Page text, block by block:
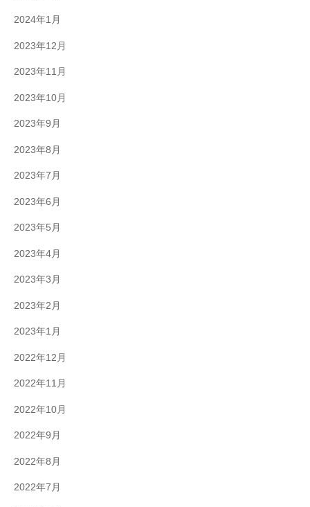
2024年1月
2023年12月
2023年11月
2023年10月
2023年9月
2023年8月
2023年7月
2023年6月
2023年5月
2023年4月
2023年3月
2023年2月
2023年1月
2022年12月
2022年11月
2022年10月
2022年9月
2022年8月
2022年7月